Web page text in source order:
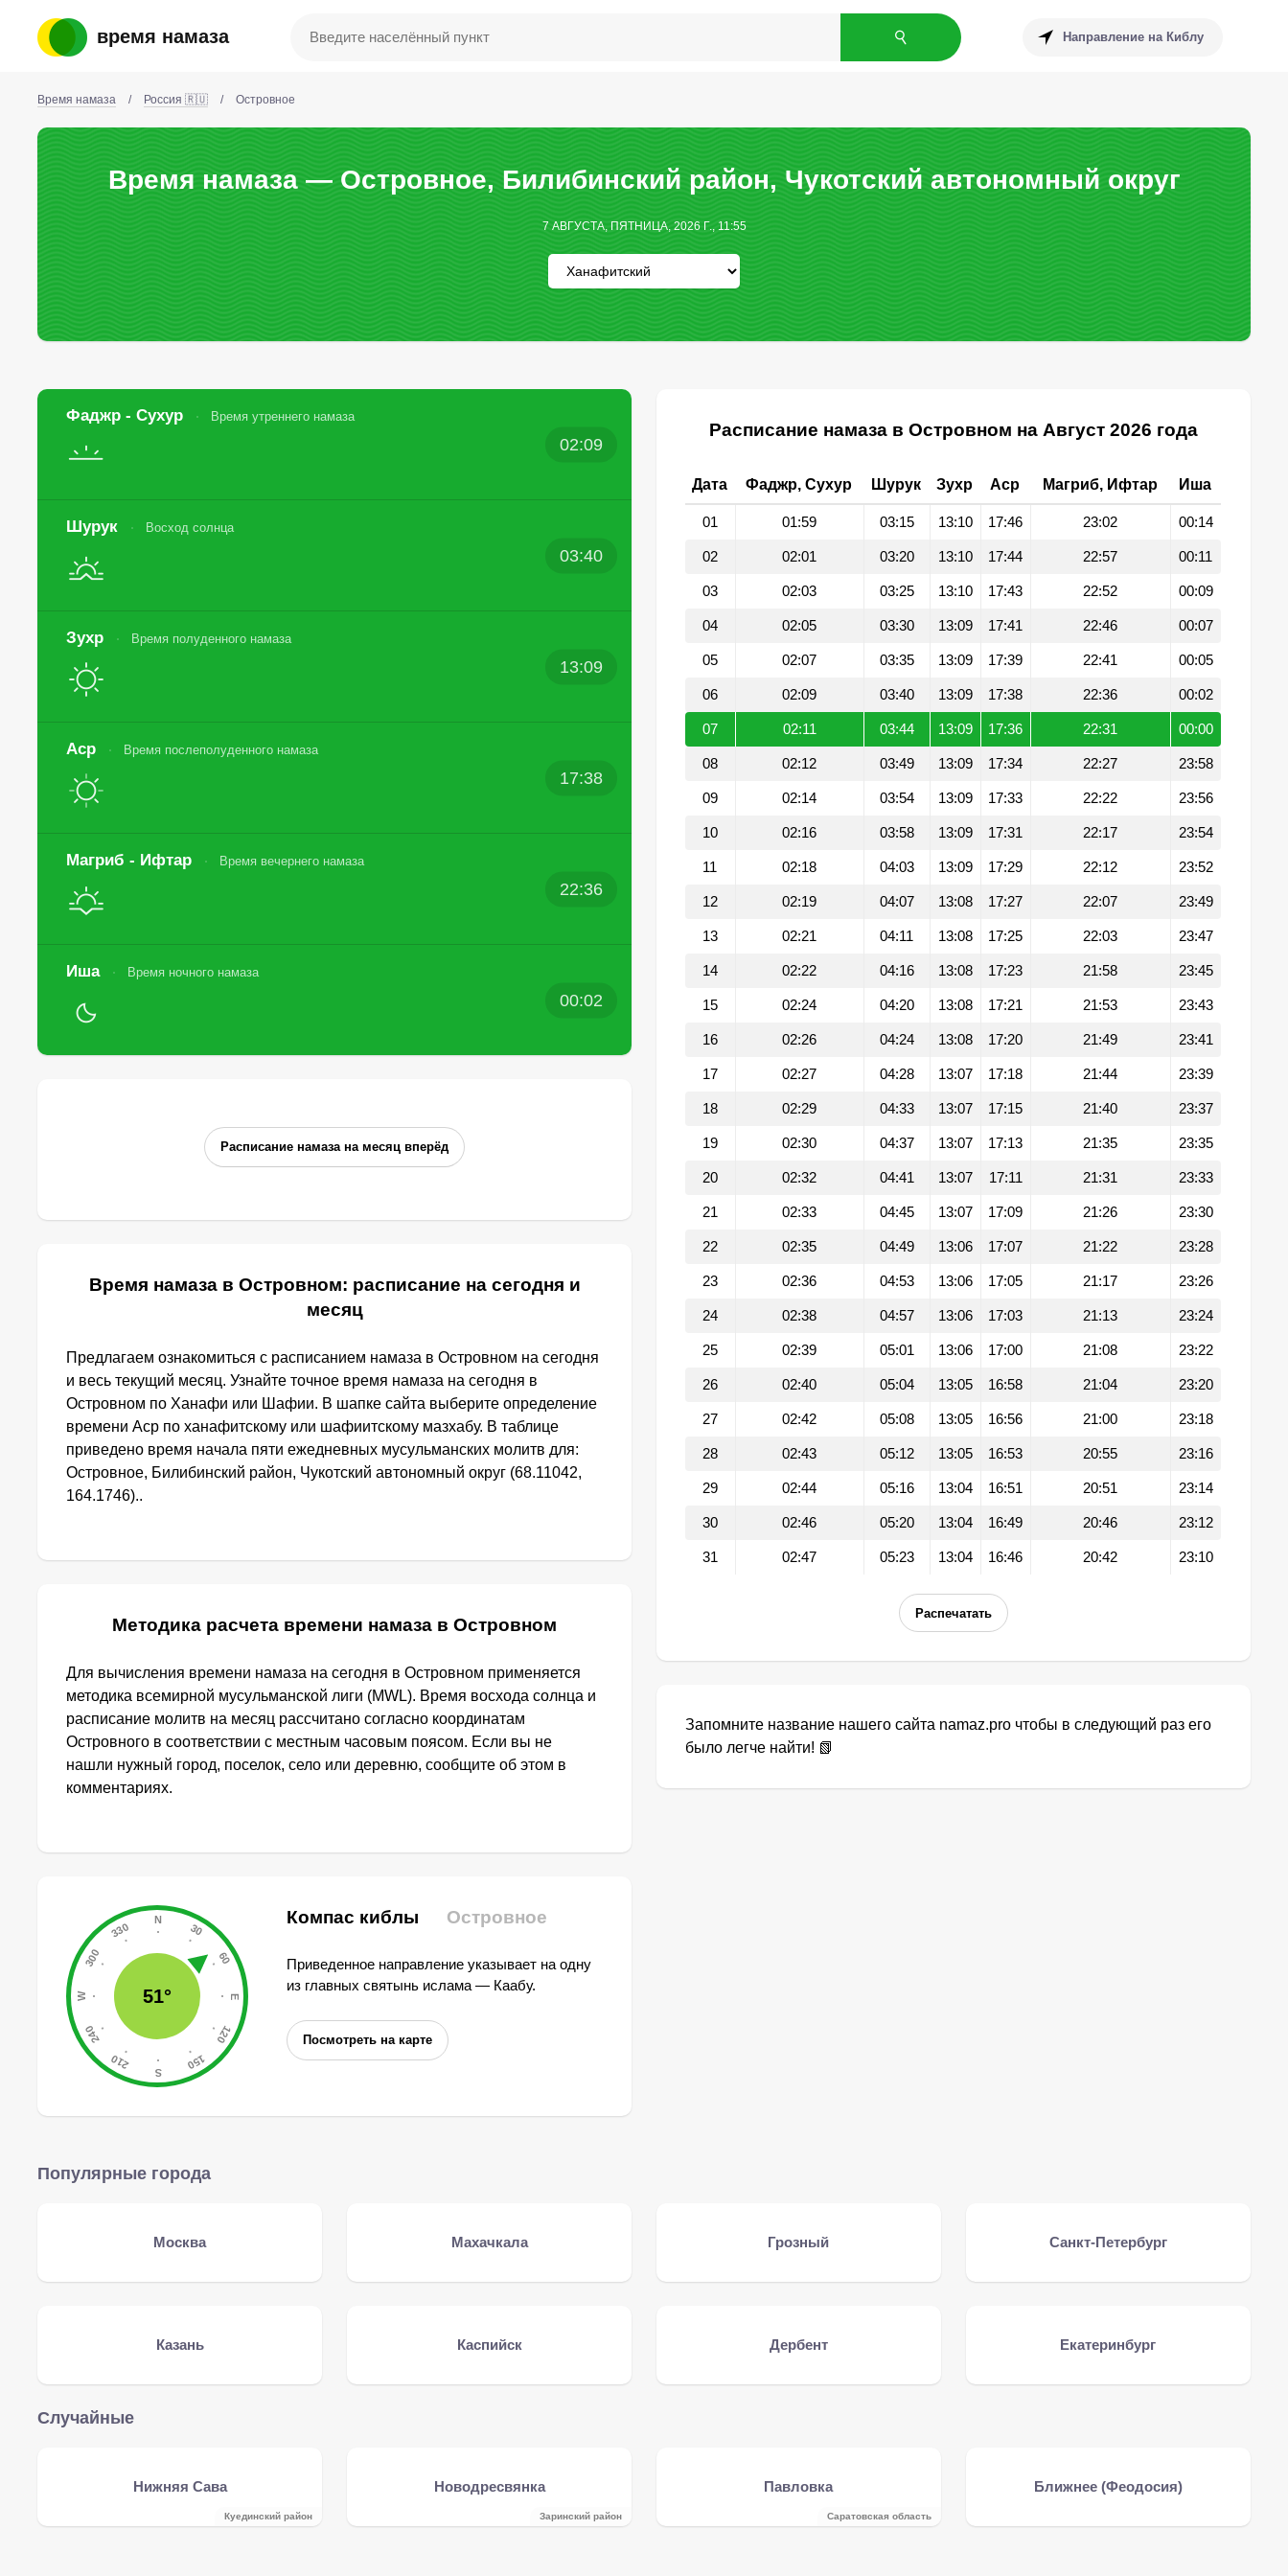
время намаза Направление на Киблу
Время намаза / Россия 🇷🇺 / Островное
Время намаза — Островное, Билибинский район, Чукотский автономный округ
7 АВГУСТА, ПЯТНИЦА, 2026 Г., 11:55
Фаджр - Сухур Время утреннего намаза
02:09
Шурук Восход солнца
03:40
Зухр Время полуденного намаза
13:09
Аср Время послеполуденного намаза
17:38
Магриб - Ифтар Время вечернего намаза
22:36
Иша Время ночного намаза
00:02
Расписание намаза на месяц вперёд
Время намаза в Островном: расписание на сегодня и
месяц
Предлагаем ознакомиться с расписанием намаза в Островном на сегодня
и весь текущий месяц. Узнайте точное время намаза на сегодня в
Островном по Ханафи или Шафии. В шапке сайта выберите определение
времени Аср по ханафитскому или шафиитскому мазхабу. В таблице
приведено время начала пяти ежедневных мусульманских молитв для:
Островное, Билибинский район, Чукотский автономный округ (68.11042,
164.1746)..
Методика расчета времени намаза в Островном
Для вычисления времени намаза на сегодня в Островном применяется
методика всемирной мусульманской лиги (MWL). Время восхода солнца и
расписание молитв на месяц рассчитано согласно координатам
Островного в соответствии с местным часовым поясом. Если вы не
нашли нужный город, поселок, село или деревню, сообщите об этом в
комментариях.
51°
Компас киблы Островное
Приведенное направление указывает на одну
из главных святынь ислама — Каабу.
Посмотреть на карте
Расписание намаза в Островном на Август 2026 года
Дата Фаджр, Сухур Шурук Зухр Аср Магриб, Ифтар Иша
01 01:59 03:15 13:10 17:46 23:02 00:14
02 02:01 03:20 13:10 17:44 22:57 00:11
03 02:03 03:25 13:10 17:43 22:52 00:09
04 02:05 03:30 13:09 17:41 22:46 00:07
05 02:07 03:35 13:09 17:39 22:41 00:05
06 02:09 03:40 13:09 17:38 22:36 00:02
07 02:11 03:44 13:09 17:36 22:31 00:00
08 02:12 03:49 13:09 17:34 22:27 23:58
09 02:14 03:54 13:09 17:33 22:22 23:56
10 02:16 03:58 13:09 17:31 22:17 23:54
11 02:18 04:03 13:09 17:29 22:12 23:52
12 02:19 04:07 13:08 17:27 22:07 23:49
13 02:21 04:11 13:08 17:25 22:03 23:47
14 02:22 04:16 13:08 17:23 21:58 23:45
15 02:24 04:20 13:08 17:21 21:53 23:43
16 02:26 04:24 13:08 17:20 21:49 23:41
17 02:27 04:28 13:07 17:18 21:44 23:39
18 02:29 04:33 13:07 17:15 21:40 23:37
19 02:30 04:37 13:07 17:13 21:35 23:35
20 02:32 04:41 13:07 17:11 21:31 23:33
21 02:33 04:45 13:07 17:09 21:26 23:30
22 02:35 04:49 13:06 17:07 21:22 23:28
23 02:36 04:53 13:06 17:05 21:17 23:26
24 02:38 04:57 13:06 17:03 21:13 23:24
25 02:39 05:01 13:06 17:00 21:08 23:22
26 02:40 05:04 13:05 16:58 21:04 23:20
27 02:42 05:08 13:05 16:56 21:00 23:18
28 02:43 05:12 13:05 16:53 20:55 23:16
29 02:44 05:16 13:04 16:51 20:51 23:14
30 02:46 05:20 13:04 16:49 20:46 23:12
31 02:47 05:23 13:04 16:46 20:42 23:10
Распечатать
Запомните название нашего сайта namaz.pro чтобы в следующий раз его
было легче найти! 📗
Популярные города
Москва Махачкала Грозный Санкт-Петербург
Казань Каспийск Дербент Екатеринбург
Случайные
Нижняя Сава
Куединский район
Новодресвянка
Заринский район
Павловка
Саратовская область
Ближнее (Феодосия)